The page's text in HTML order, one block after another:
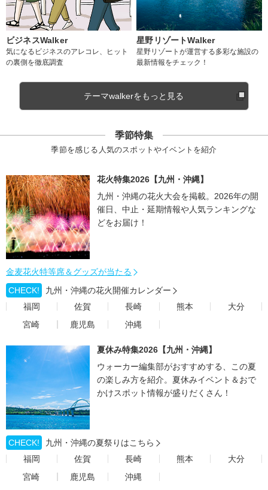
ビジネスWalker
気になるビジネスのアレコレ、ヒット
の裏側を徹底調査
星野リゾートWalker
星野リゾートが運営する多彩な施設の
最新情報をチェック！
テーマwalkerをもっと見る
季節特集
季節を感じる人気のスポットやイベントを紹介
花火特集2026【九州・沖縄】
九州・沖縄の花火大会を掲載。2026年の開
催日、中止・延期情報や人気ランキングな
どをお届け！
金麦花火特等席＆グッズが当たる
CHECK!
九州・沖縄の花火開催カレンダー
福岡
佐賀 長崎 熊本
大分
宮崎
鹿児島 沖縄
夏休み特集2026【九州・沖縄】
ウォーカー編集部がおすすめする、この夏
の楽しみ方を紹介。夏休みイベント＆おで
かけスポット情報が盛りだくさん！
CHECK!
九州・沖縄の夏祭りはこちら
福岡
佐賀 長崎 熊本
大分
宮崎
鹿児島 沖縄